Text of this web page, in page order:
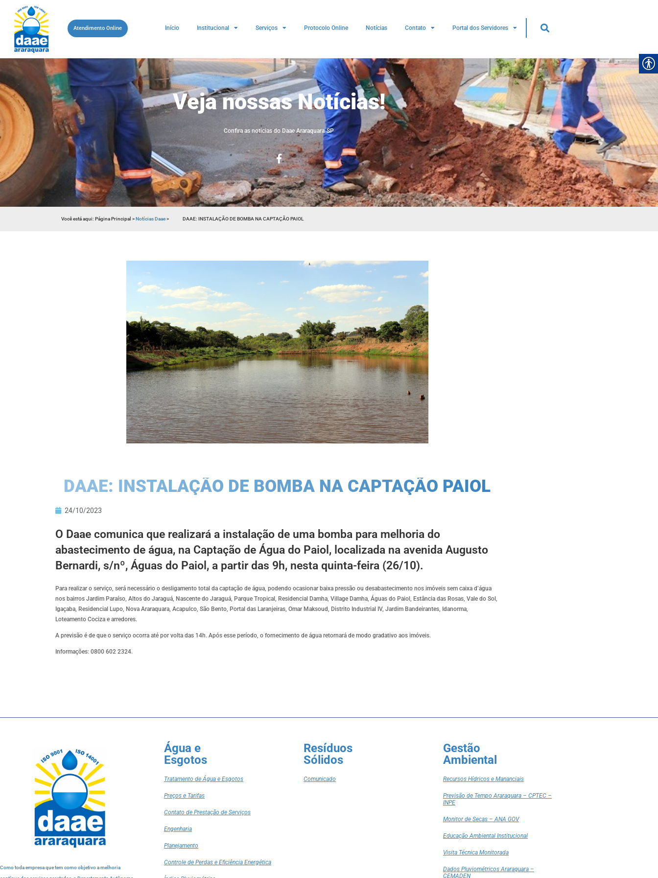
Atendimento Online Início Institucional Serviços Protocolo Online Notícias Contato Portal dos Servidores
Veja nossas Notícias!
Confira as noticias do Daae Araraquara-SP
Você está aqui:Página Principal>Notícias Daae> DAAE: INSTALAÇÃO DE BOMBA NA CAPTAÇÃO PAIOL
DAAE: INSTALAÇÃO DE BOMBA NA CAPTAÇÃO PAIOL
24/10/2023
​O Daae comunica que realizará a instalação de uma bomba para melhoria do
abastecimento de água, na Captação de Água do Paiol, localizada na avenida Augusto
Bernardi, s/nº, Águas do Paiol, a partir das 9h, nesta quinta-feira (26/10).
Para realizar o serviço, será necessário o desligamento total da captação de água, podendo ocasionar baixa pressão ou desabastecimento nos imóveis sem caixa d’água
nos bairros Jardim Paraíso, Altos do Jaraguá, Nascente do Jaraguá, Parque Tropical, Residencial Damha, Village Damha, Águas do Paiol, Estância das Rosas, Vale do Sol,
Igaçaba, Residencial Lupo, Nova Araraquara, Acapulco, São Bento, Portal das Laranjeiras, Omar Maksoud, Distrito Industrial IV, Jardim Bandeirantes, Idanorma,
Loteamento Cociza e arredores.
A previsão é de que o serviço ocorra até por volta das 14h. Após esse período, o fornecimento de água retornará de modo gradativo aos imóveis.
Informações: 0800 602 2324.
Como toda empresa que tem como objetivo a melhoria
Água e
Esgotos
Tratamento de Água e Esgotos
Preços e Tarifas
Contato de Prestação de Serviços
Engenharia
Planejamento
Controle de Perdas e Eficiência Energética
Resíduos
Sólidos
Comunicado
Gestão
Ambiental
Recursos Hídricos e Mananciais
Previsão de Tempo Araraquara – CPTEC –
INPE
Monitor de Secas – ANA GOV
Educação Ambiental Institucional
Visita Técnica Monitorada
Dados Pluviométricos Araraquara –
CEMADEN